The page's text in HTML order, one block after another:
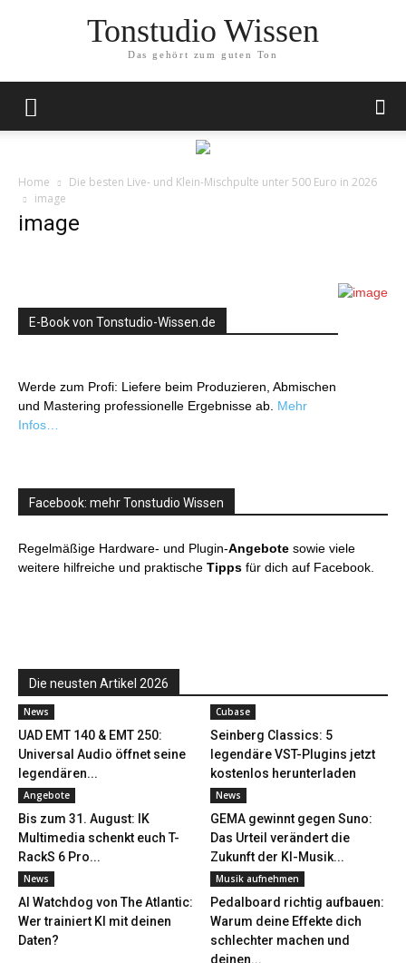
Tonstudio Wissen
Das gehört zum guten Ton
Home
Die besten Live- und Klein-Mischpulte unter 500 Euro in 2026
image
image
E-Book von Tonstudio-Wissen.de
Werde zum Profi: Liefere beim Produzieren, Abmischen
und Mastering professionelle Ergebnisse ab. Mehr
Infos…
Facebook: mehr Tonstudio Wissen
Regelmäßige Hardware- und Plugin-Angebote sowie viele
weitere hilfreiche und praktische Tipps für dich auf Facebook.
Die neusten Artikel 2026
News
UAD EMT 140 & EMT 250:
Universal Audio öffnet seine
legendären...
Cubase
Seinberg Classics: 5
legendäre VST-Plugins jetzt
kostenlos herunterladen
Angebote
Bis zum 31. August: IK
Multimedia schenkt euch T-
RackS 6 Pro...
News
GEMA gewinnt gegen Suno:
Das Urteil verändert die
Zukunft der KI-Musik...
News
AI Watchdog von The Atlantic:
Wer trainiert KI mit deinen
Daten?
Musik aufnehmen
Pedalboard richtig aufbauen:
Warum deine Effekte dich
schlechter machen und
deinen...